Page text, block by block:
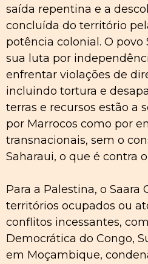
saída repentina e a
concluída do território
potência colonial. O
sua luta por
enfrentar violações de
incluindo tortura e
terras e recursos estão a
por Marrocos como por
transnacionais, sem o
Saharaui, o que é contra
Para a Palestina, o Saara
territórios ocupados ou
conflitos incessantes,
Democrática do Congo,
em Moçambique,